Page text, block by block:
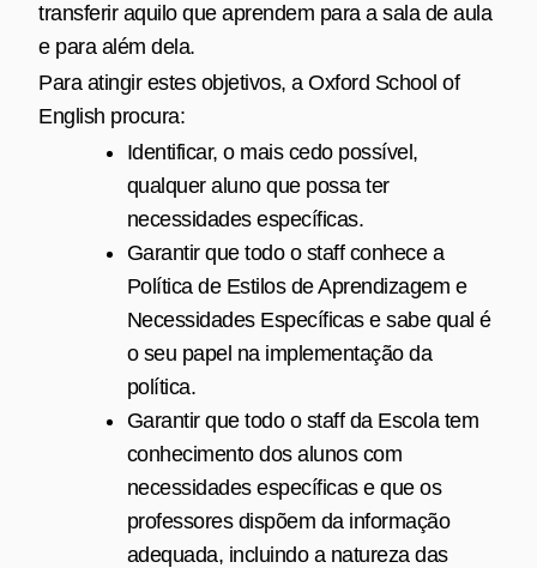
transferir aquilo que aprendem para a sala de aula
e para além dela.
Para atingir estes objetivos, a Oxford School of
English procura:
Identificar, o mais cedo possível,
qualquer aluno que possa ter
necessidades específicas.
Garantir que todo o staff conhece a
Política de Estilos de Aprendizagem e
Necessidades Específicas e sabe qual é
o seu papel na implementação da
política.
Garantir que todo o staff da Escola tem
conhecimento dos alunos com
necessidades específicas e que os
professores dispõem da informação
adequada, incluindo a natureza das